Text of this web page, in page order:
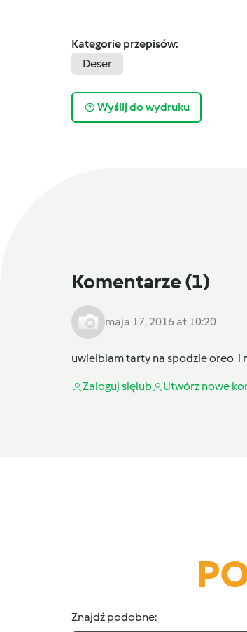
Kategorie przepisów:
Deser
Wyślij do wydruku
Komentarze(1)
maja 17, 2016 at 10:20
uwielbiam tarty na spodzie oreo i
Zaloguj sięlub Utwórz nowe
Znajdź podobne: